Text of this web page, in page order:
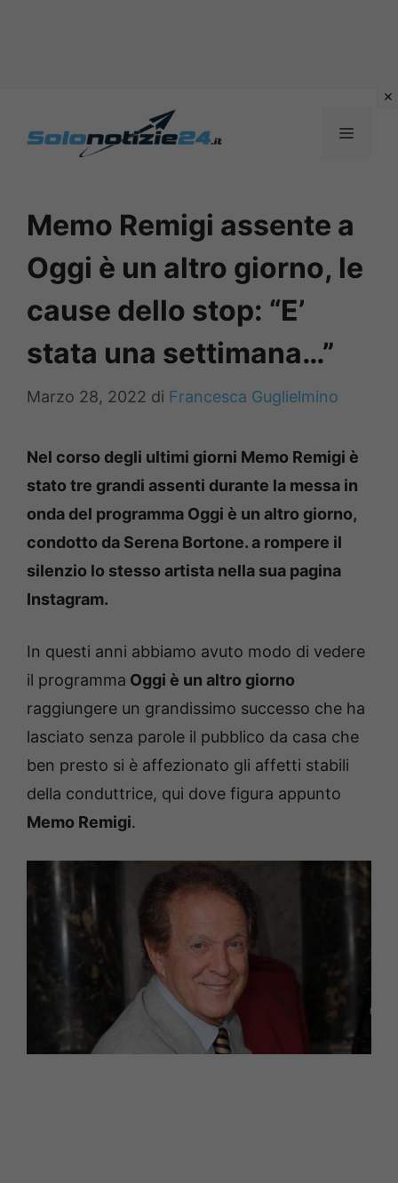
MENU
Memo Remigi assente a
Oggi è un altro giorno, le
cause dello stop: “E’
stata una settimana…”
Marzo 28, 2022 di Francesca Guglielmino
Nel corso degli ultimi giorni Memo Remigi è
stato tre grandi assenti durante la messa in
onda del programma Oggi è un altro giorno,
condotto da Serena Bortone. a rompere il
silenzio lo stesso artista nella sua pagina
Instagram.
In questi anni abbiamo avuto modo di vedere
il programma Oggi è un altro giorno
raggiungere un grandissimo successo che ha
lasciato senza parole il pubblico da casa che
ben presto si è affezionato gli affetti stabili
della conduttrice, qui dove figura appunto
Memo Remigi.